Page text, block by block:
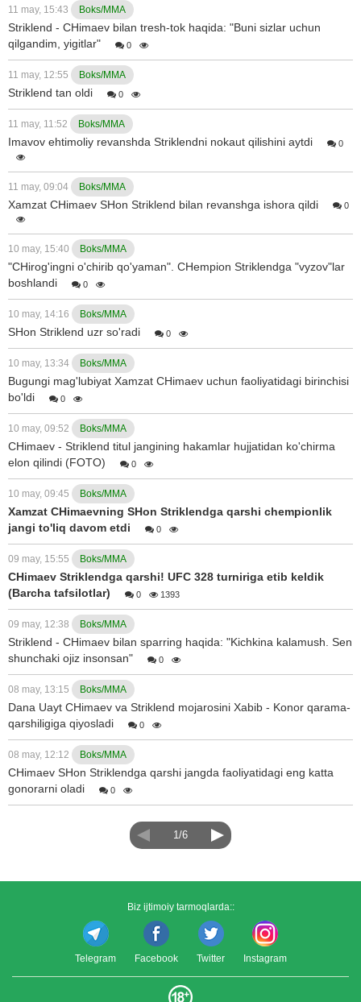
11 may, 15:43 Boks/MMA
Striklend - CHimaev bilan tresh-tok haqida: "Buni sizlar uchun
qilgandim, yigitlar"
0
11 may, 12:55 Boks/MMA
Striklend tan oldi 0
11 may, 11:52 Boks/MMA
Imavov ehtimoliy revanshda Striklendni nokaut qilishini aytdi 0
11 may, 09:04 Boks/MMA
Xamzat CHimaev SHon Striklend bilan revanshga ishora qildi 0
10 may, 15:40 Boks/MMA
"CHirog'ingni o'chirib qo'yaman". CHempion Striklendga "vyzov"lar
boshlandi
0
10 may, 14:16 Boks/MMA
SHon Striklend uzr so'radi 0
10 may, 13:34 Boks/MMA
Bugungi mag'lubiyat Xamzat CHimaev uchun faoliyatidagi birinchisi
bo'ldi
0
10 may, 09:52 Boks/MMA
CHimaev - Striklend titul jangining hakamlar hujjatidan ko'chirma
elon qilindi (FOTO)
0
10 may, 09:45 Boks/MMA
Xamzat CHimaevning SHon Striklendga qarshi chempionlik
jangi to'liq davom etdi
0
09 may, 15:55 Boks/MMA
CHimaev Striklendga qarshi! UFC 328 turniriga etib keldik
(Barcha tafsilotlar)
0 1393
09 may, 12:38 Boks/MMA
Striklend - CHimaev bilan sparring haqida: "Kichkina kalamush. Sen
shunchaki ojiz insonsan"
0
08 may, 13:15 Boks/MMA
Dana Uayt CHimaev va Striklend mojarosini Xabib - Konor qarama-
qarshiligiga qiyosladi
0
08 may, 12:12 Boks/MMA
CHimaev SHon Striklendga qarshi jangda faoliyatidagi eng katta
gonorarni oladi
0
1/6
Biz ijtimoiy tarmoqlarda::
Telegram Facebook Twitter Instagram